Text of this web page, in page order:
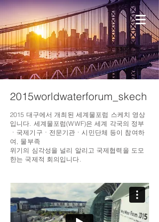
2015worldwaterforum_skech
2015 대구에서 개최된 세계물포럼 스케치 영상
입니다. 세계물포럼(WWF)은 세계 각국의 정부
ㆍ국제기구ㆍ전문기관ㆍ시민단체 등이 참여하
여, 물부족
위기의 심각성을 널리 알리고 국제협력을 도모
한는 국제적 회의입니다.